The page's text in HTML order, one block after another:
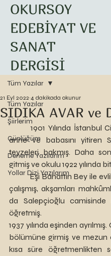
OKURSOY
EDEBİYAT VE
SANAT
DERGİSİ
Tüm Yazılar
Şiirlerim
Günlüğüm
Deneme Yazılarım
Yollar Dizi Yazılarım
Tüm Yazılar
SIDIKA AVAR ve
21 Eyl 2022 4 dakikada okunur
	1901 Yılında İstanbul Cihangirde doğmuş. 12 Yaşında
anne ve babasını yitiren
teyzeleri bakmış. Daha
gitmiş ve okulu 1922 yılında
	Eşi Bahattin Bey ile evliliğinden bir kızı olmuş. İzmir’de
çalışmış, akşamları
da Salepçioğlu camisinde
öğretmiş.
1937 yılında eşinden
bölümüne girmiş ve mezun
kısa süre öğretmenlikten